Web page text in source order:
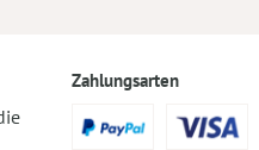
Zahlungsarten